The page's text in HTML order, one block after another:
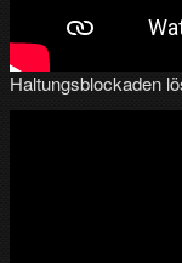
Haltungsblockaden